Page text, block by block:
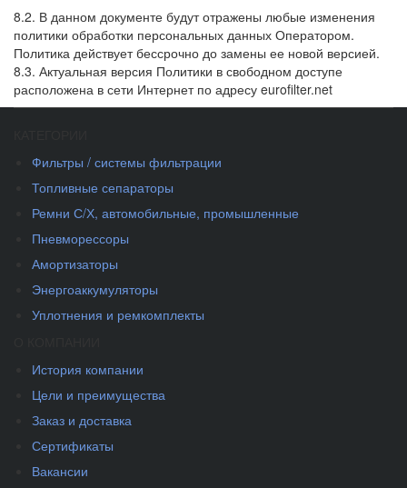
8.2. В данном документе будут отражены любые изменения
политики обработки персональных данных Оператором.
Политика действует бессрочно до замены ее новой версией.
8.3. Актуальная версия Политики в свободном доступе
расположена в сети Интернет по адресу eurofilter.net
Фильтры / системы фильтрации
Топливные сепараторы
Ремни С/Х, автомобильные, промышленные
Пневморессоры
Амортизаторы
Энергоаккумуляторы
Уплотнения и ремкомплекты
История компании
Цели и преимущества
Заказ и доставка
Сертификаты
Вакансии